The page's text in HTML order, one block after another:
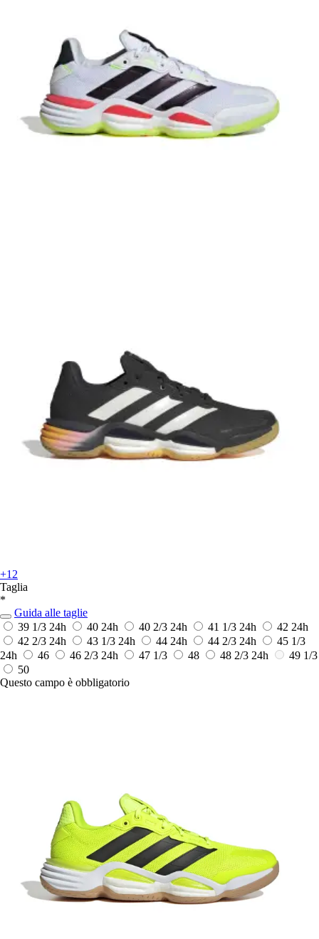
+12
Taglia
*
Guida alle taglie
39 1/3 24h 40 24h 40 2/3 24h 41 1/3 24h 42 24h
42 2/3 24h 43 1/3 24h 44 24h 44 2/3 24h
45 1/3
24h
46 46 2/3 24h 47 1/3 48 48 2/3 24h
49 1/3
50
Questo campo è obbligatorio